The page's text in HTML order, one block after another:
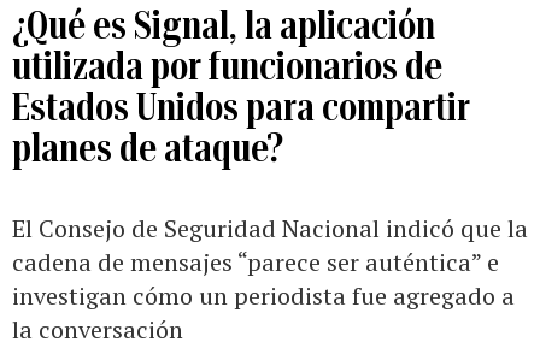
¿Qué es Signal, la aplicación
utilizada por funcionarios de
Estados Unidos para compartir
planes de ataque?
El Consejo de Seguridad Nacional indicó que la
cadena de mensajes “parece ser auténtica” e
investigan cómo un periodista fue agregado a
la conversación